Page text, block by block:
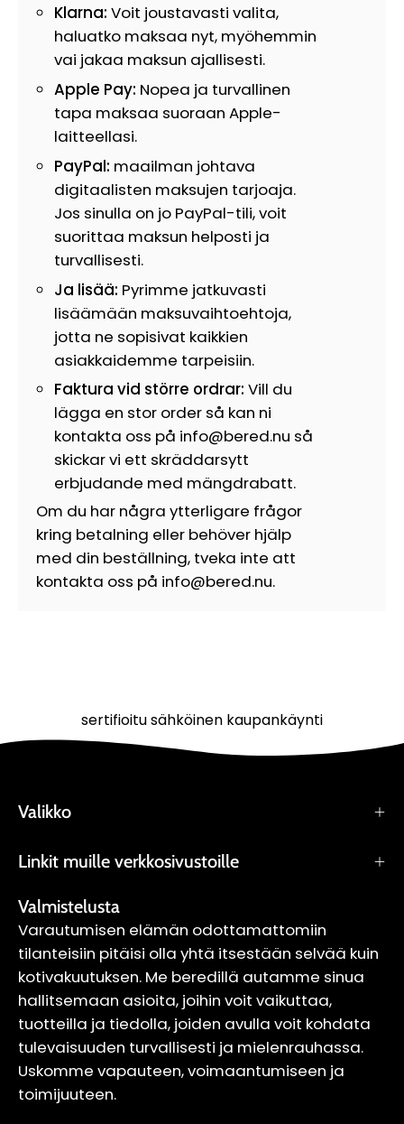
Klarna: Voit joustavasti valita,
haluatko maksaa nyt, myöhemmin
vai jakaa maksun ajallisesti.
Apple Pay: Nopea ja turvallinen
tapa maksaa suoraan Apple-
laitteellasi.
PayPal: maailman johtava
digitaalisten maksujen tarjoaja.
Jos sinulla on jo PayPal-tili, voit
suorittaa maksun helposti ja
turvallisesti.
Ja lisää: Pyrimme jatkuvasti
lisäämään maksuvaihtoehtoja,
jotta ne sopisivat kaikkien
asiakkaidemme tarpeisiin.
Faktura vid större ordrar: Vill du
lägga en stor order så kan ni
kontakta oss på info@bered.nu så
skickar vi ett skräddarsytt
erbjudande med mängdrabatt.
Om du har några ytterligare frågor
kring betalning eller behöver hjälp
med din beställning, tveka inte att
kontakta oss på info@bered.nu.
sertifioitu sähköinen kaupankäynti
Valikko
Linkit muille verkkosivustoille
Valmistelusta
Varautumisen elämän odottamattomiin
tilanteisiin pitäisi olla yhtä itsestään selvää kuin
kotivakuutuksen. Me beredillä autamme sinua
hallitsemaan asioita, joihin voit vaikuttaa,
tuotteilla ja tiedolla, joiden avulla voit kohdata
tulevaisuuden turvallisesti ja mielenrauhassa.
Uskomme vapauteen, voimaantumiseen ja
toimijuuteen.